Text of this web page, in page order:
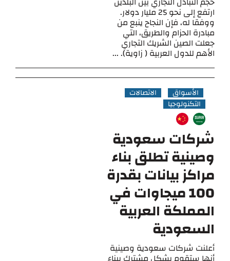
ارتفع إلى نحو 25 مليار دولار.
ووفقا له، فإن النجاح ينبع من
مبادرة الحزام والطريق، التي
جعلت الصين الشريك التجاري
الأهم للدول العربية ( زاوية). ...
الأسواق
الاتصالات
التكنولوجيا
شركات سعودية
وصينية تطلق بناء
مراكز بيانات بقدرة
100 ميجاوات في
المملكة العربية
السعودية
أعلنت شركات سعودية وصينية